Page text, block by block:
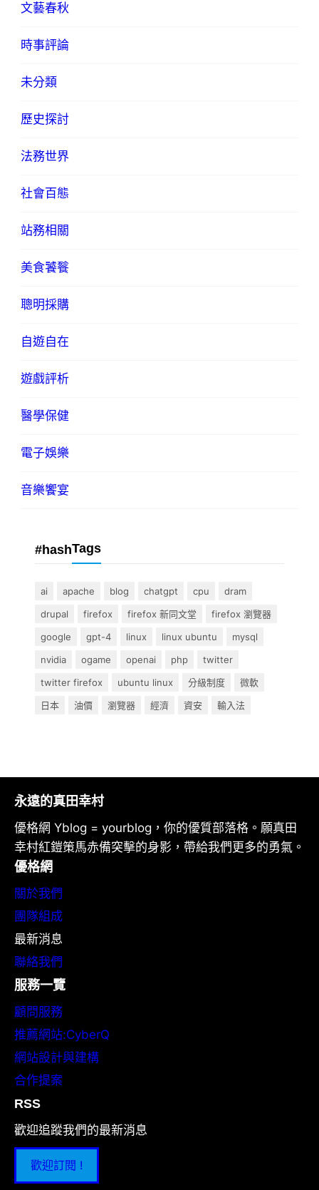
文藝春秋
時事評論
未分類
歷史探討
法務世界
社會百態
站務相關
美食饕餮
聰明採購
自遊自在
遊戲評析
醫學保健
電子娛樂
音樂饗宴
#hashTags
ai apache blog chatgpt cpu
dram
drupal
firefox firefox 新同文堂
firefox 瀏覽器
google
gpt-4 linux linux ubuntu
mysql
nvidia
ogame openai php
twitter
twitter firefox
ubuntu linux 分級制度
微軟
日本
油價 瀏覽器 經濟 資安 輸入法
永遠的真田幸村
優格網 Yblog = yourblog，你的優質部落格。願真田
幸村紅鎧策馬赤備突擊的身影，帶給我們更多的勇氣。
優格網
關於我們
團隊組成
最新消息
聯絡我們
服務一覽
顧問服務
推薦網站:CyberQ
網站設計與建構
合作提案
RSS
歡迎追蹤我們的最新消息
歡迎訂閱 !